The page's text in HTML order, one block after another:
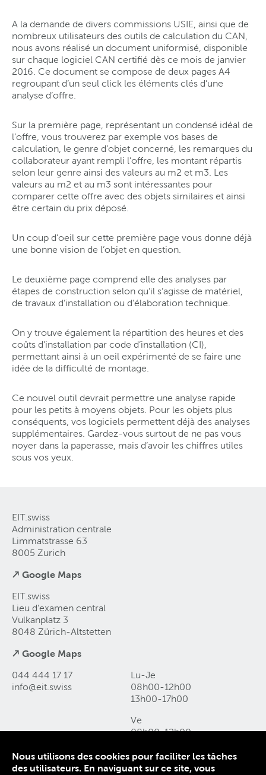
A la demande de divers commissions USIE, ainsi que de
nombreux utilisateurs des outils de calculation du CAN,
nous avons réalisé un document uniformisé, disponible
sur chaque logiciel CAN certifié dès ce mois de janvier
2016. Ce document se compose de deux pages A4
regroupant d’un seul click les éléments clés d’une
analyse d’offre.
Sur la première page, représentant un condensé idéal de
l’offre, vous trouverez par exemple vos bases de
calculation, le genre d’objet concerné, les remarques du
collaborateur ayant rempli l’offre, les montant répartis
selon leur genre ainsi des valeurs au m2 et m3. Les
valeurs au m2 et au m3 sont intéressantes pour
comparer cette offre avec des objets similaires et ainsi
être certain du prix déposé.
Un coup d’oeil sur cette première page vous donne déjà
une bonne vision de l’objet en question.
Le deuxième page comprend elle des analyses par
étapes de construction selon qu’il s’agisse de matériel,
de travaux d’installation ou d’élaboration technique.
On y trouve également la répartition des heures et des
coûts d’installation par code d’installation (CI),
permettant ainsi à un oeil expérimenté de se faire une
idée de la difficulté de montage.
Ce nouvel outil devrait permettre une analyse rapide
pour les petits à moyens objets. Pour les objets plus
conséquents, vos logiciels permettent déjà des analyses
supplémentaires. Gardez-vous surtout de ne pas vous
noyer dans la paperasse, mais d’avoir les chiffres utiles
sous vos yeux.
EIT.swiss
Administration centrale
Limmatstrasse 63
8005 Zurich
↗ Google Maps
EIT.swiss
Lieu d’examen central
Vulkanplatz 3
8048 Zürich-Altstetten
↗ Google Maps
044 444 17 17
info@eit swiss
Lu-Je
08h00-12h00
13h00-17h00
Ve
08h00-12h00
Contact et accès
Nous utilisons des cookies pour faciliter les tâches
des utilisateurs. En naviguant sur ce site, vous